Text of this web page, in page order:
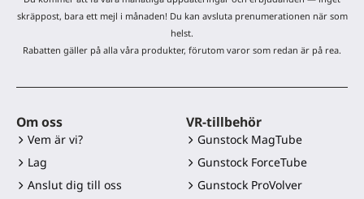
skräppost, bara ett mejl i månaden! Du kan avsluta prenumerationen när som
helst.
Rabatten gäller på alla våra produkter, förutom varor som redan är på rea.
Om oss
Vem är vi?
Lag
Anslut dig till oss
VR-tillbehör
Gunstock MagTube
Gunstock ForceTube
Gunstock ProVolver